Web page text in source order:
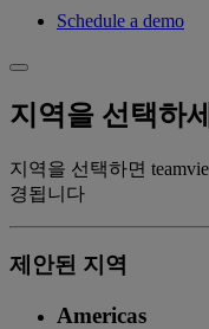
Schedule a demo
지역을 선택하
지역을 선택하면
경됩니다
제안된 지역
Americas